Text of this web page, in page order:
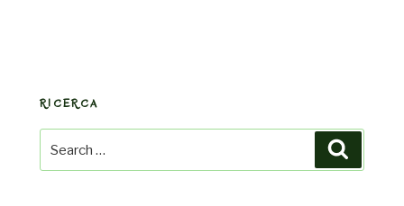
RICERCA
Search
for: